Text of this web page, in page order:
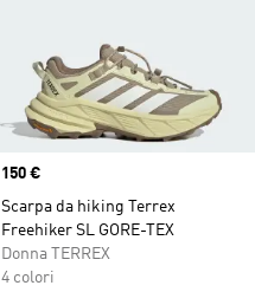
Price
150 €
Scarpa da hiking Terrex
Freehiker SL GORE-TEX
Donna TERREX
4 colori